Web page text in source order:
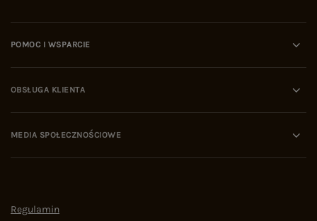
POMOC I WSPARCIE
OBSŁUGA KLIENTA
MEDIA SPOŁECZNOŚCIOWE
Regulamin